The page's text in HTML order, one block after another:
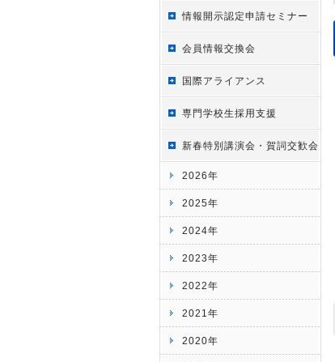
情報開示認定申請セミナー
会員情報交換会
国際アライアンス
専門学校生採用支援
新春特別講演会・賀詞交歓会
2026年
2025年
2024年
2023年
2022年
2021年
2020年